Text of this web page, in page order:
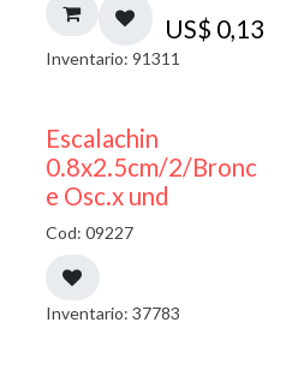
US$ 0,13
Inventario: 91311
Escalachin
0.8x2.5cm/2/Bronc
e Osc.x und
Cod: 09227
Inventario: 37783